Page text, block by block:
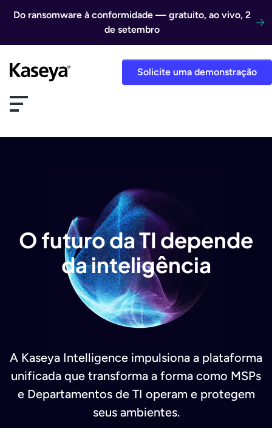
Do ransomware à conformidade — gratuito, ao vivo, 2
de setembro
Solicite uma demonstração
O futuro da TI depende
da inteligência
A Kaseya Intelligence impulsiona a plataforma
unificada que transforma a forma como MSPs
e Departamentos de TI operam e protegem
seus ambientes.